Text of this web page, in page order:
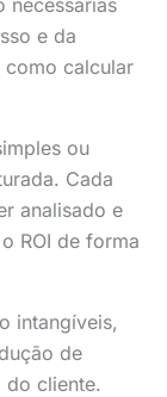
e da
como calcular
ou
Cada
analisado e
ROI de forma
intangíveis,
de
do cliente.